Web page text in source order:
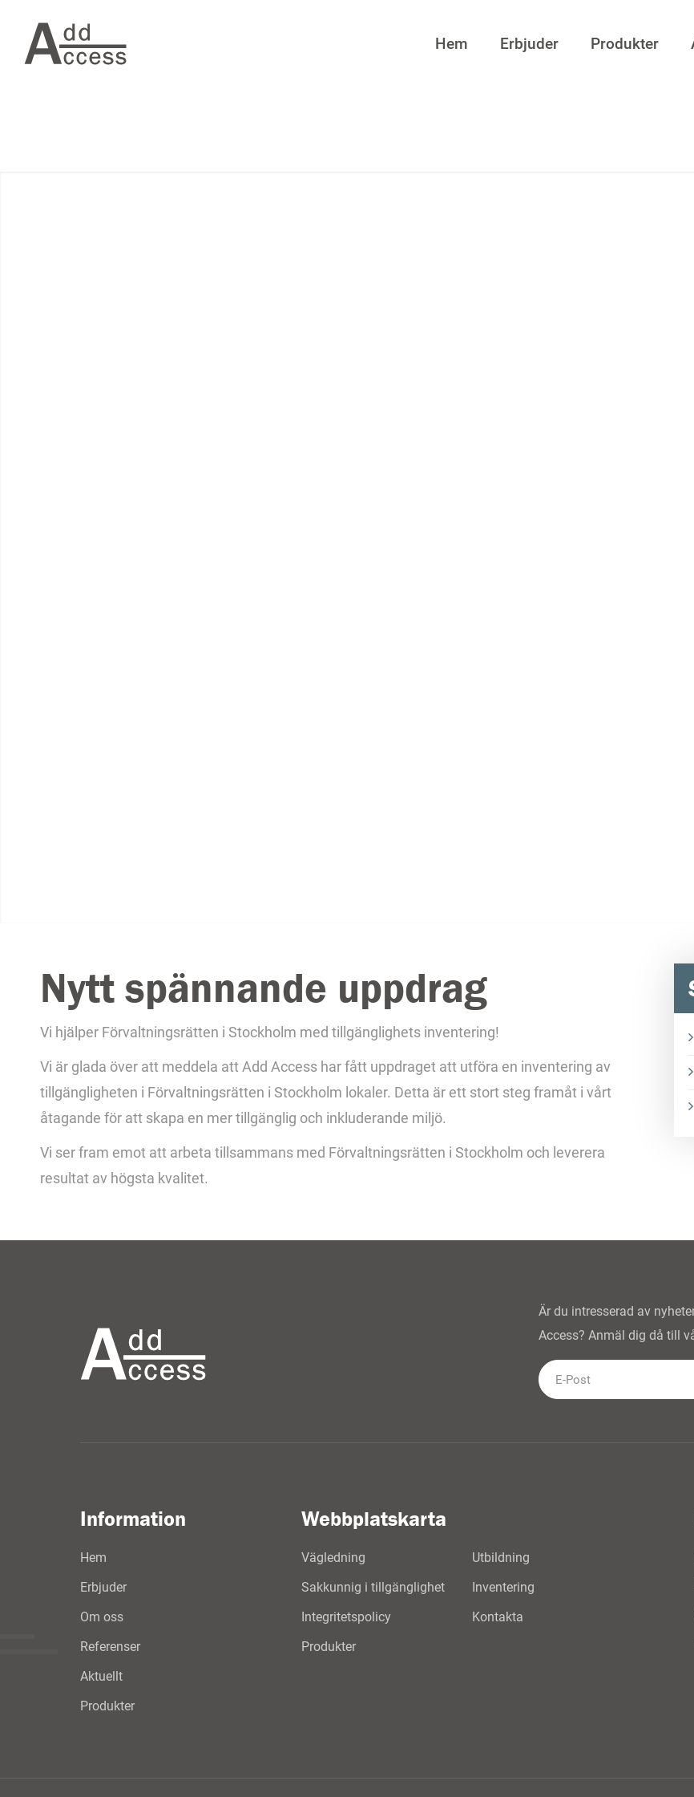
Hem Erbjuder Produkter
Nytt spännande uppdrag
Vi hjälper Förvaltningsrätten i Stockholm med tillgänglighets inventering!
Vi är glada över att meddela att Add Access har fått uppdraget att utföra en inventering av
tillgängligheten i Förvaltningsrätten i Stockholm lokaler. Detta är ett stort steg framåt i vårt
åtagande för att skapa en mer tillgänglig och inkluderande miljö.
Vi ser fram emot att arbeta tillsammans med Förvaltningsrätten i Stockholm och leverera
resultat av högsta kvalitet.
Är du intresserad av
Access? Anmäl dig då till
Information
Hem
Erbjuder
Om oss
Referenser
Aktuellt
Produkter
Webbplatskarta
Vägledning
Utbildning
Sakkunnig i tillgänglighet
Inventering
Integritetspolicy
Kontakta
Produkter